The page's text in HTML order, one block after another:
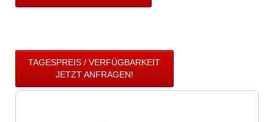
TAGESPREIS / VERFÜGBARKEIT
JETZT ANFRAGEN!